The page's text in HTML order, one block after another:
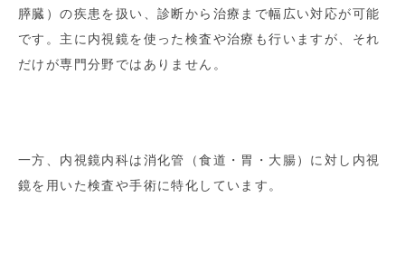
膵臓）の疾患を扱い、診断から治療まで幅広い対応が可能
です。主に内視鏡を使った検査や治療も行いますが、それ
だけが専門分野ではありません。
一方、内視鏡内科は消化管（食道・胃・大腸）に対し内視
鏡を用いた検査や手術に特化しています。